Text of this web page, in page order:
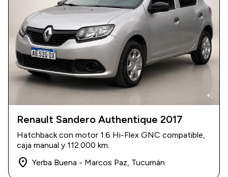
auto_awesome
2017 112.000 km
$ 13.000.000
Renault Sandero Authentique 2017
Hatchback con motor 1.6 Hi-Flex GNC compatible,
caja manual y 112.000 km.
place Yerba Buena - Marcos Paz, Tucumán